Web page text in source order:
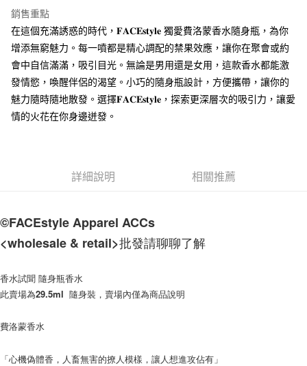
全家付款取貨
每筆NT$60，滿NT$1,000(含以上)免運費
付款後全家取貨
7-11付款取貨
每筆NT$60，滿NT$1,000(含以上)免運費
每筆NT$120，滿NT$1,200(含以上)免運費
銷售重點
在這個充滿誘惑的時代，𝐅𝐀𝐂𝐄𝐬𝐭𝐲𝐥𝐞 獨愛費洛蒙香水隨身瓶，為你
增添無窮魅力。每一噴都是精心調配的禁果效應，讓你在聚會或約
會中自信滿滿，吸引目光。無論是男用還是女用，這款香水都能激
發情慾，喚醒伴侶的渴望。小巧的隨身瓶設計，方便攜帶，讓你的
魅力隨時隨地散發。選擇𝐅𝐀𝐂𝐄𝐬𝐭𝐲𝐥𝐞，探索更深層次的吸引力，讓愛
情的火花在你身邊迸發。
詳細說明 相關推薦
©FACEstyle Apparel ACCs
<wholesale & retail>批發請聊聊了解
香水試聞 隨身瓶香水
此賣場為29.5ml  隨身裝，賣場內僅為商品說明
費洛蒙香水
「心機偽體香，人畜無害的撩人模樣，讓人想進攻佔有」